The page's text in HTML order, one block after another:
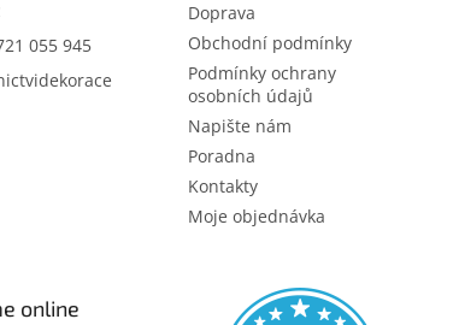
055 945
Doprava
Obchodní podmínky
Podmínky ochrany
osobních údajů
Napište nám
Poradna
Kontakty
Moje objednávka
online